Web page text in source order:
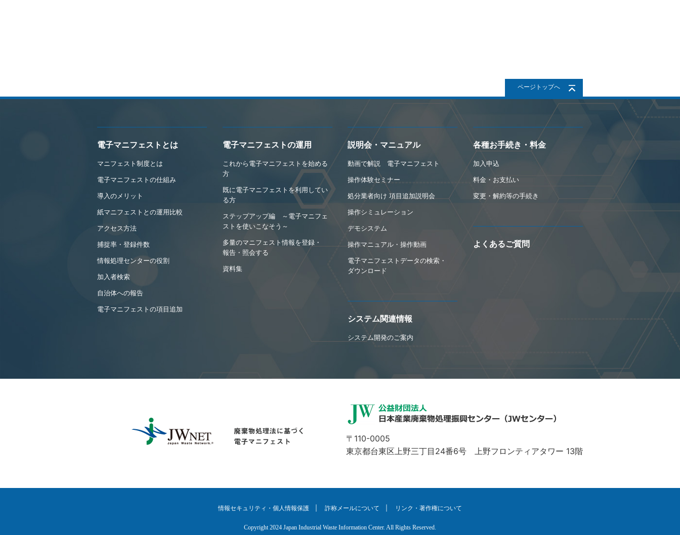
ページトップへ
電子マニフェストとは
マニフェスト制度とは
電子マニフェストの仕組み
導入のメリット
紙マニフェストとの運用比較
アクセス方法
捕捉率・登録件数
情報処理センターの役割
加入者検索
自治体への報告
電子マニフェストの項目追加
電子マニフェストの運用
これから電子マニフェストを始める
方
既に電子マニフェストを利用してい
る方
ステップアップ編 ～電子マニフェ
ストを使いこなそう～
多量のマニフェスト情報を登録・
報告・照会する
資料集
説明会・マニュアル
動画で解説 電子マニフェスト
操作体験セミナー
処分業者向け 項目追加説明会
操作シミュレーション
デモシステム
操作マニュアル・操作動画
電子マニフェストデータの検索・
ダウンロード
システム関連情報
システム開発のご案内
各種お手続き・料金
加入申込
料金・お支払い
変更・解約等の手続き
よくあるご質問
〒110-0005
東京都台東区上野三丁目24番6号 上野フロンティアタワー 13階
情報セキュリティ・個人情報保護 詐称メールについて リンク・著作権について
Copyright 2024 Japan Industrial Waste Information Center. All Rights Reserved.